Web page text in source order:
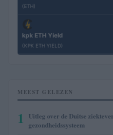
(ETH)
kpk ETH Yield
(KPK ETH YIELD)
MEEST GELEZEN
1
Uitleg over de Duitse
gezondheidssysteem